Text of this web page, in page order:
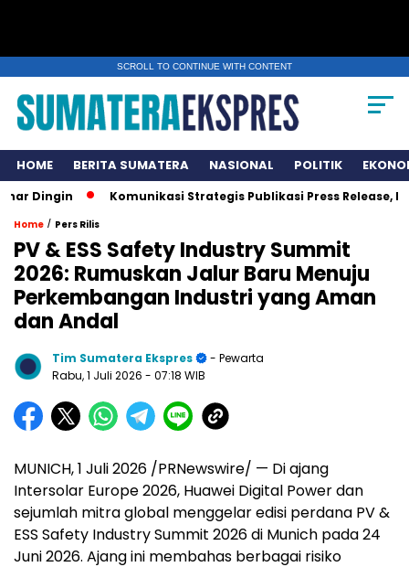
SCROLL TO CONTINUE WITH CONTENT
HOME BERITA SUMATERA NASIONAL POLITIK
Komunikasi Strategis Publikasi Press Release, Kunci
Home / Pers Rilis
PV & ESS Safety Industry Summit
2026: Rumuskan Jalur Baru Menuju
Perkembangan Industri yang Aman
dan Andal
Tim Sumatera Ekspres
- Pewarta
Rabu, 1 Juli 2026 - 07:18 WIB
MUNICH, 1 Juli 2026 /PRNewswire/ — Di ajang
Intersolar Europe 2026, Huawei Digital Power dan
sejumlah mitra global menggelar edisi perdana PV &
ESS Safety Industry Summit 2026 di Munich pada 24
Juni 2026. Ajang ini membahas berbagai risiko